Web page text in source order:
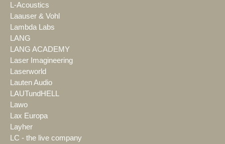
L-Acoustics
Laauser & Vohl
Lambda Labs
LANG
LANG ACADEMY
Laser Imagineering
Laserworld
Lauten Audio
LAUTundHELL
Lawo
Lax Europa
Layher
LC - the live company